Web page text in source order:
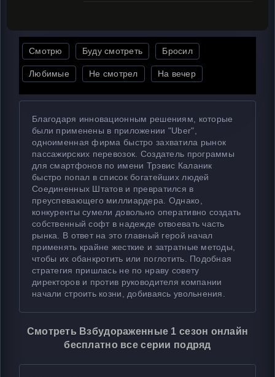
Смотрю Буду смотреть Бросил
Любимые Не смотрел На вечер
Благодаря инновационным решениям, которые
были применены в приложении "Uber",
одноименная фирма быстро захватила рынок
пассажирских перевозок. Создатель программы
для смартфонов по имени Трэвис Каланик
быстро попал в список богатейших людей
Соединенных Штатов и превратился в
преуспевающего миллиардера. Однако,
конкуренты сумели довольно оперативно создать
собственный софт в надежде отвоевать часть
рынка. В ответ на это главный герой начал
применять крайне жесткие и затратные методы,
чтобы их обанкротить или поглотить. Подобная
стратегия пришлась не по нраву совету
директоров и против руководителя компании
начали строить козни, добиваясь увольнения.
Смотреть Взбудораженные 1 сезон онлайн
бесплатно все серии подряд